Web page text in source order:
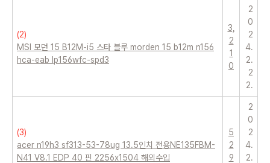
(2)
MSI 모던 15 B12M-i5 스타 블루 morden 15 b12m n156
hca-eab lp156wfc-spd3
3,
2
1
0
2
0
2
4.
2.
2
2.
(3)
acer n19h3 sf313-53-78ug 13.5인치 전용NE135FBM-
N41 V8.1 EDP 40 핀 2256x1504 해외수입
5
2
9
2
0
2
4.
2.